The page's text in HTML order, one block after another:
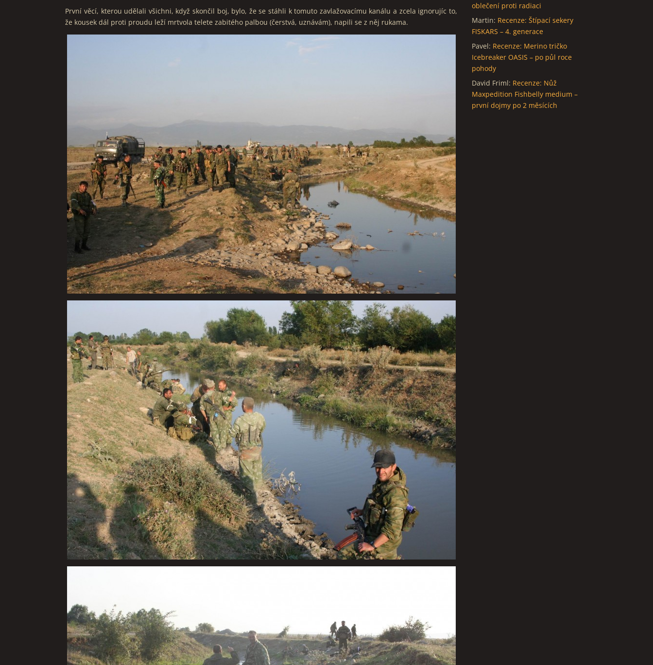
První věcí, kterou udělali všichni, když skončil boj, bylo, že se stáhli k tomuto zavlažovacímu kanálu a zcela ignorujíc to,
že kousek dál proti proudu leží mrtvola telete zabitého palbou (čerstvá, uznávám), napili se z něj rukama.
oblečení proti radiaci
Martin: Recenze: Štípací sekery
FISKARS – 4. generace
Pavel: Recenze: Merino tričko
Icebreaker OASIS – po půl roce
pohody
David Friml: Recenze: Nůž
Maxpedition Fishbelly medium –
první dojmy po 2 měsících